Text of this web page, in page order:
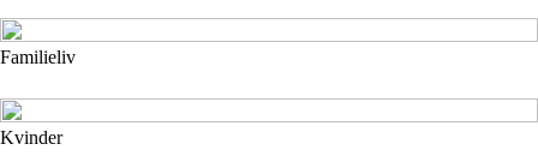
Familieliv
Kvinder